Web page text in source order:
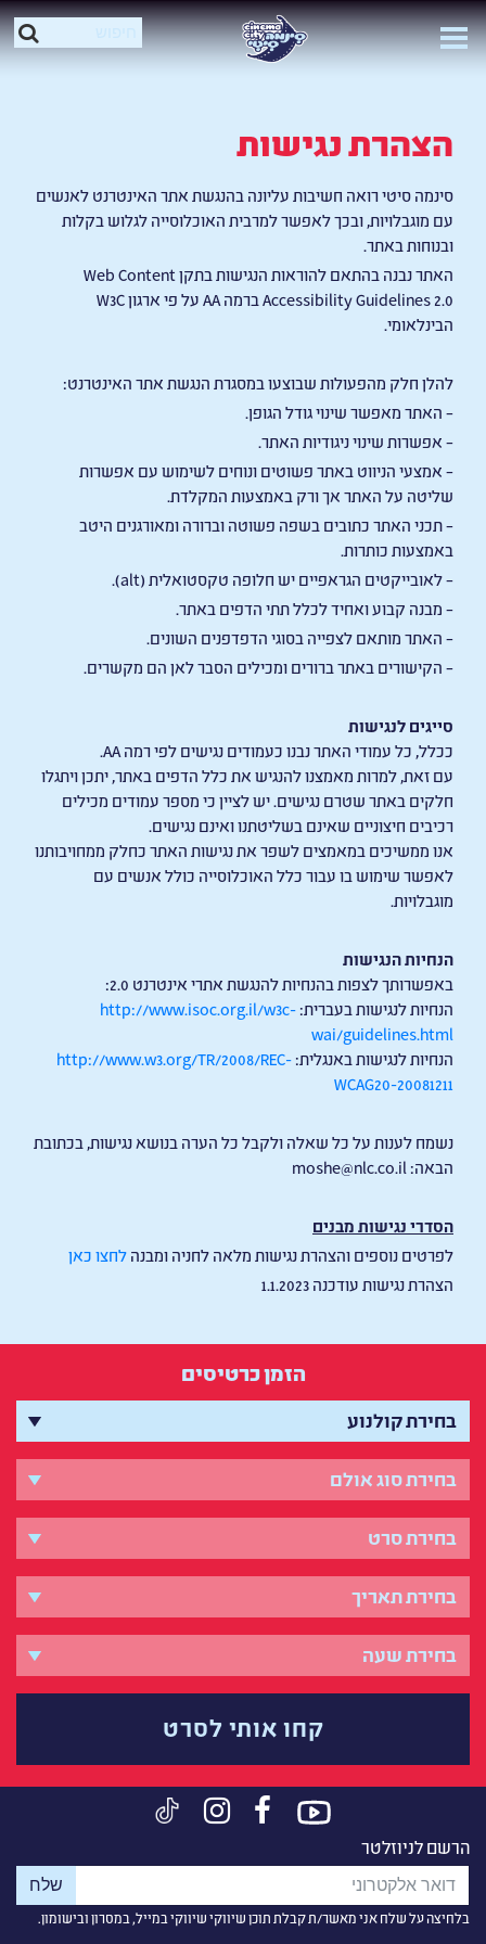
הצהרת נגישות
סינמה סיטי רואה חשיבות עליונה בהנגשת אתר האינטרנט לאנשים
עם מוגבלויות, ובכך לאפשר למרבית האוכלוסייה לגלוש בקלות
ובנוחות באתר.
האתר נבנה בהתאם להוראות הנגישות בתקן Web Content
Accessibility Guidelines 2.0 ברמה AA על פי ארגון W3C
הבינלאומי.
להלן חלק מהפעולות שבוצעו במסגרת הנגשת אתר האינטרנט:
– האתר מאפשר שינוי גודל הגופן.
– אפשרות שינוי ניגודיות האתר.
– אמצעי הניווט באתר פשוטים ונוחים לשימוש עם אפשרות
שליטה על האתר אך ורק באמצעות המקלדת.
– תכני האתר כתובים בשפה פשוטה וברורה ומאורגנים היטב
באמצעות כותרות.
– לאובייקטים הגראפיים יש חלופה טקסטואלית (alt).
– מבנה קבוע ואחיד לכלל תתי הדפים באתר.
– האתר מותאם לצפייה בסוגי הדפדפנים השונים.
– הקישורים באתר ברורים ומכילים הסבר לאן הם מקשרים.
סייגים לנגישות
ככלל, כל עמודי האתר נבנו כעמודים נגישים לפי רמה AA.
עם זאת, למרות מאמצנו להנגיש את כלל הדפים באתר, יתכן ויתגלו
חלקים באתר שטרם נגישים. יש לציין כי מספר עמודים מכילים
רכיבים חיצוניים שאינם בשליטתנו ואינם נגישים.
אנו ממשיכים במאמצים לשפר את נגישות האתר כחלק ממחויבותנו
לאפשר שימוש בו עבור כלל האוכלוסייה כולל אנשים עם
מוגבלויות.
הנחיות הנגישות
באפשרותך לצפות בהנחיות להנגשת אתרי אינטרנט 2.0:
הנחיות לנגישות בעברית: http://www.isoc.org.il/w3c-
wai/guidelines.html
הנחיות לנגישות באנגלית: http://www.w3.org/TR/2008/REC-
WCAG20-20081211
נשמח לענות על כל שאלה ולקבל כל הערה בנושא נגישות, בכתובת
הבאה: moshe@nlc.co.il
הסדרי נגישות מבנים
לפרטים נוספים והצהרת נגישות מלאה לחניה ומבנה לחצו כאן
הצהרת נגישות עודכנה 1.1.2023
הזמן כרטיסים
קחו אותי לסרט
הרשם לניוזלטר
בלחיצה על שלח אני מאשר/ת קבלת תוכן שיווקי שיווקי במייל, במסרון ובישומון.